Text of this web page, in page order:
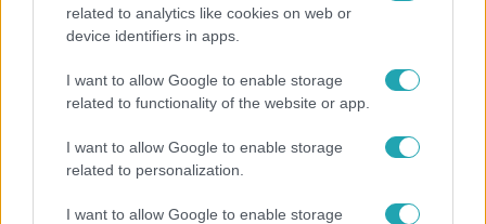
related to analytics like cookies on web or
device identifiers in apps.
I want to allow Google to enable storage
related to functionality of the website or app.
I want to allow Google to enable storage
related to personalization.
I want to allow Google to enable storage
Nagyvilág